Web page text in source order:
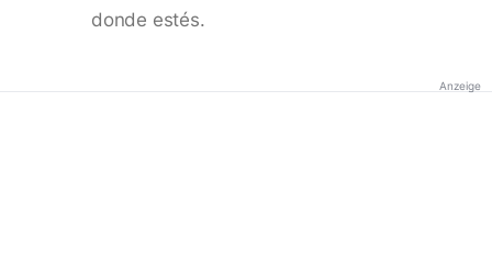
donde estés.
Anzeige